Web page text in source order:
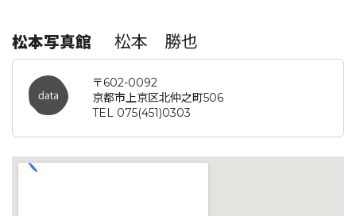
松本写真館 松本 勝也
〒602-0092
京都市上京区北仲之町506
TEL 075(451)0303